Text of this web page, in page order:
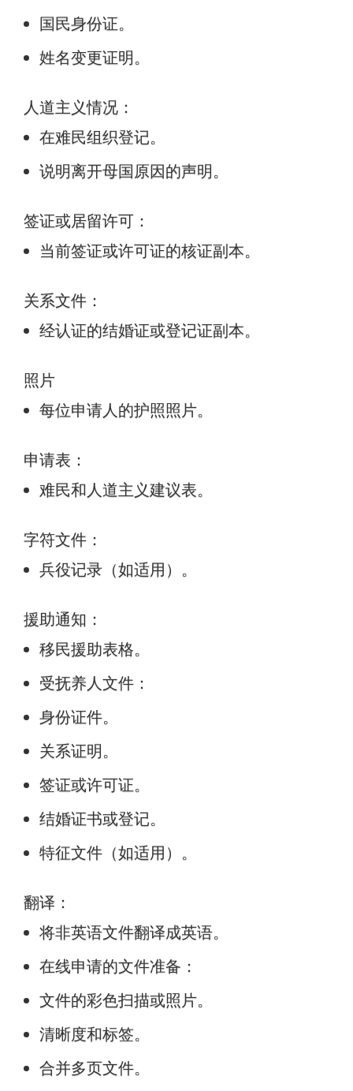
国民身份证。
姓名变更证明。
人道主义情况：
在难民组织登记。
说明离开母国原因的声明。
签证或居留许可：
当前签证或许可证的核证副本。
关系文件：
经认证的结婚证或登记证副本。
照片
每位申请人的护照照片。
申请表：
难民和人道主义建议表。
字符文件：
兵役记录（如适用）。
援助通知：
移民援助表格。
受抚养人文件：
身份证件。
关系证明。
签证或许可证。
结婚证书或登记。
特征文件（如适用）。
翻译：
将非英语文件翻译成英语。
在线申请的文件准备：
文件的彩色扫描或照片。
清晰度和标签。
合并多页文件。